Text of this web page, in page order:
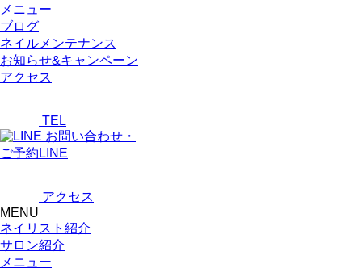
メニュー
ブログ
ネイルメンテナンス
お知らせ&キャンペーン
アクセス
TEL
お問い合わせ・
ご予約LINE
アクセス
MENU
ネイリスト紹介
サロン紹介
メニュー